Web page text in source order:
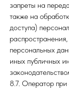
запреты на
также на
доступа)
персональных
иных публичных
8.7. Оператор